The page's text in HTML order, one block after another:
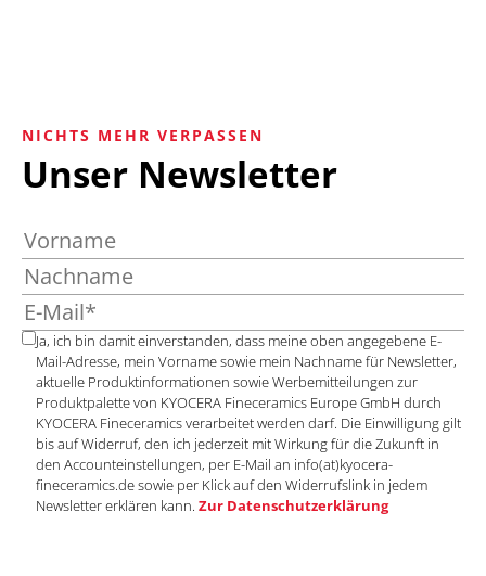
NICHTS MEHR VERPASSEN
Unser Newsletter
Ja, ich bin damit einverstanden, dass meine oben angegebene E-
Mail-Adresse, mein Vorname sowie mein Nachname für Newsletter,
aktuelle Produktinformationen sowie Werbemitteilungen zur
Produktpalette von KYOCERA Fineceramics Europe GmbH durch
KYOCERA Fineceramics verarbeitet werden darf. Die Einwilligung gilt
bis auf Widerruf, den ich jederzeit mit Wirkung für die Zukunft in
den Accounteinstellungen, per E-Mail an info(at)kyocera-
fineceramics.de sowie per Klick auf den Widerrufslink in jedem
Newsletter erklären kann. Zur Datenschutzerklärung